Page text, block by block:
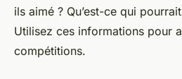
ils aimé ? Qu’est-ce qui
Utilisez ces informations pour
compétitions.